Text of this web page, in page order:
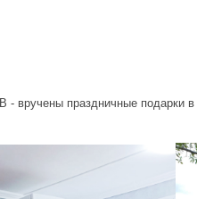
праздничные подарки